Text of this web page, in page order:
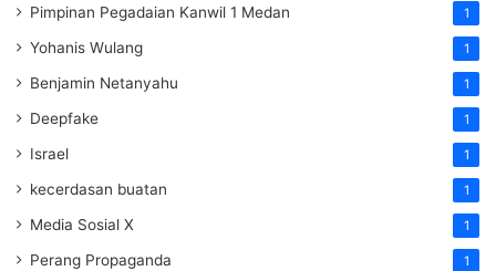
Pimpinan Pegadaian Kanwil 1 Medan 1
Yohanis Wulang 1
Benjamin Netanyahu 1
Deepfake 1
Israel 1
kecerdasan buatan 1
Media Sosial X 1
Perang Propaganda 1